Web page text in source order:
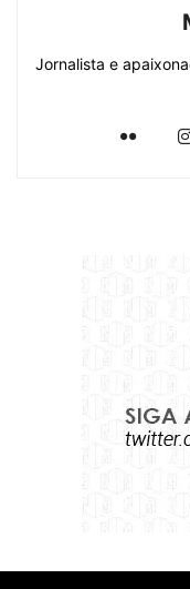
Jornalista e